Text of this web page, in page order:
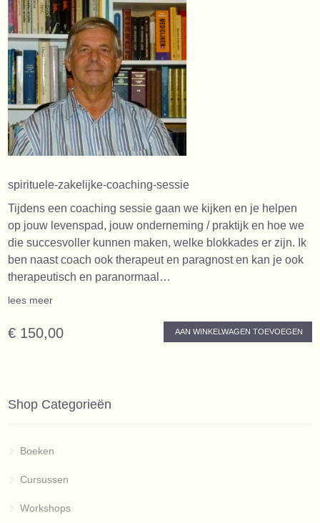
spirituele-zakelijke-coaching-sessie
Tijdens een coaching sessie gaan we kijken en je helpen
op jouw levenspad, jouw onderneming / praktijk en hoe we
die succesvoller kunnen maken, welke blokkades er zijn. Ik
ben naast coach ook therapeut en paragnost en kan je ook
therapeutisch en paranormaal…
lees meer
€ 150,00 AAN WINKELWAGEN TOEVOEGEN
Shop Categorieën
Boeken
Cursussen
Workshops